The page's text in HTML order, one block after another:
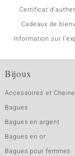
Certificat
Cadeaux de
Information sur
Bijoux
Accessoires et
Bagues
Bagues en argent
Bagues en or
Bagues pour femmes